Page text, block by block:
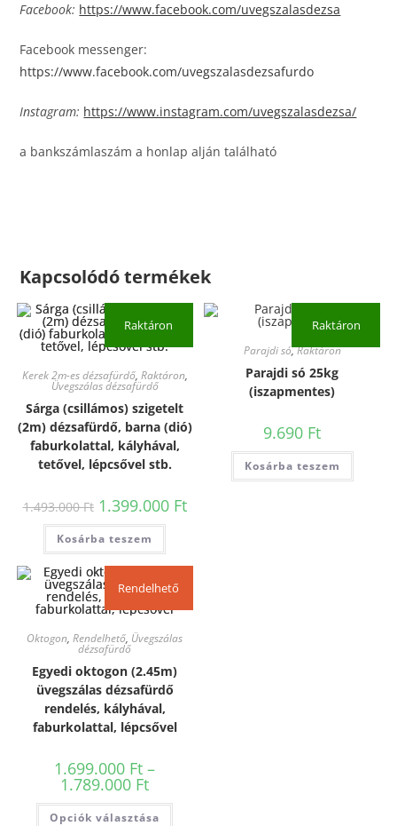
Facebook: https://www.facebook.com/uvegszalasdezsa
Facebook messenger:
https://www.facebook.com/uvegszalasdezsafurdo
Instagram: https://www.instagram.com/uvegszalasdezsa/
a bankszámlaszám a honlap alján található
Kapcsolódó termékek
Raktáron
Kerek 2m-es dézsafürdő, Raktáron,
Üvegszálas dézsafürdő
Sárga (csillámos) szigetelt
(2m) dézsafürdő, barna (dió)
faburkolattal, kályhával,
tetővel, lépcsővel stb.
1.493.000Ft 1.399.000 Ft
Kosárba teszem
Raktáron
Parajdi só,Raktáron
Parajdi só 25kg
(iszapmentes)
9.690 Ft
Kosárba teszem
Rendelhető
Oktogon,Rendelhető, Üvegszálas
dézsafürdő
Egyedi oktogon (2.45m)
üvegszálas dézsafürdő
rendelés, kályhával,
faburkolattal, lépcsővel
1.699.000 Ft –
1.789.000 Ft
Opciók választása